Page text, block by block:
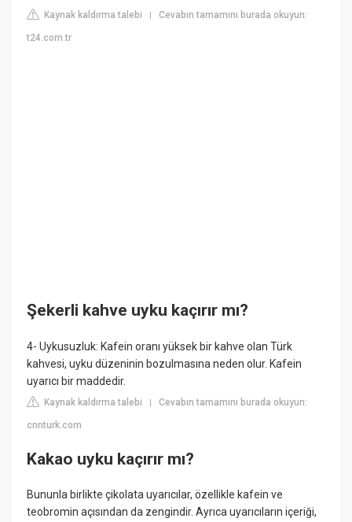
Kaynak kaldırma talebi |Cevabın tamamını burada okuyun:
t24.com.tr
Şekerli kahve uyku kaçırır mı?
4- Uykusuzluk: Kafein oranı yüksek bir kahve olan Türk
kahvesi, uyku düzeninin bozulmasına neden olur. Kafein
uyarıcı bir maddedir.
Kaynak kaldırma talebi |Cevabın tamamını burada okuyun:
cnnturk.com
Kakao uyku kaçırır mı?
Bununla birlikte çikolata uyarıcılar, özellikle kafein ve
teobromin açısından da zengindir. Ayrıca uyarıcıların içeriği,